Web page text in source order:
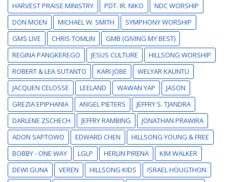
HARVEST PRAISE MINISTRY
PDT. IR. NIKO
NDC WORSHIP
DON MOEN
MICHAEL W. SMITH
SYMPHONY WORSHIP
GMS LIVE
CHRIS TOMLIN
GMB (GIVING MY BEST)
REGINA PANGKEREGO
JESUS CULTURE
HILLSONG WORSHIP
ROBERT & LEA SUTANTO
KARI JOBE
WELYAR KAUNTU
JACQLIEN CELOSSE
LEELAND WAWAN YAP
JASON
GREZIA EPIPHANIA
ANGEL PIETERS
JEFFRY S. TJANDRA
DARLENE ZSCHECH
JEFFRY RAMBING
JONATHAN PRAWIRA
ADON SAPTOWO
EDWARD CHEN
HILLSONG YOUNG & FREE
BOBBY - ONE WAY
LGLP HERLIN PIRENA
KIM WALKER
DEWI GUNA
VEREN HILLSONG KIDS
ISRAEL HOUGTHON